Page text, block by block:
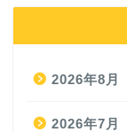
2026年8月
2026年7月